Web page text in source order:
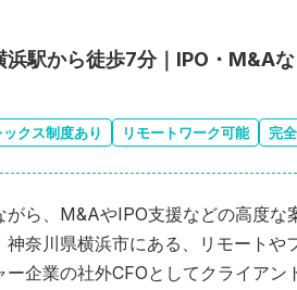
浜駅から徒歩7分｜IPO・M&A
ックス制度あり リモートワーク可能 完
がら、M&AやIPO支援などの高度な
奈川県横浜市にある、リモートや
企業の社外CFOとしてクライアン